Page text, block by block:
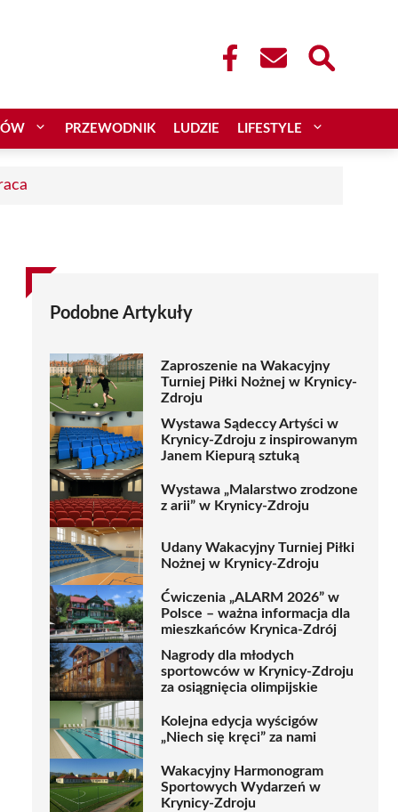
PRZEWODNIK LUDZIE LIFESTYLE
Podobne Artykuły
Zaproszenie na Wakacyjny
Turniej Piłki Nożnej w Krynicy-
Zdroju
Wystawa Sądeccy Artyści w
Krynicy-Zdroju z inspirowanym
Janem Kiepurą sztuką
Wystawa „Malarstwo zrodzone
z arii” w Krynicy-Zdroju
Udany Wakacyjny Turniej Piłki
Nożnej w Krynicy-Zdroju
Ćwiczenia „ALARM 2026” w
Polsce – ważna informacja dla
mieszkańców Krynica-Zdrój
Nagrody dla młodych
sportowców w Krynicy-Zdroju
za osiągnięcia olimpijskie
Kolejna edycja wyścigów
„Niech się kręci” za nami
Wakacyjny Harmonogram
Sportowych Wydarzeń w
Krynicy-Zdroju